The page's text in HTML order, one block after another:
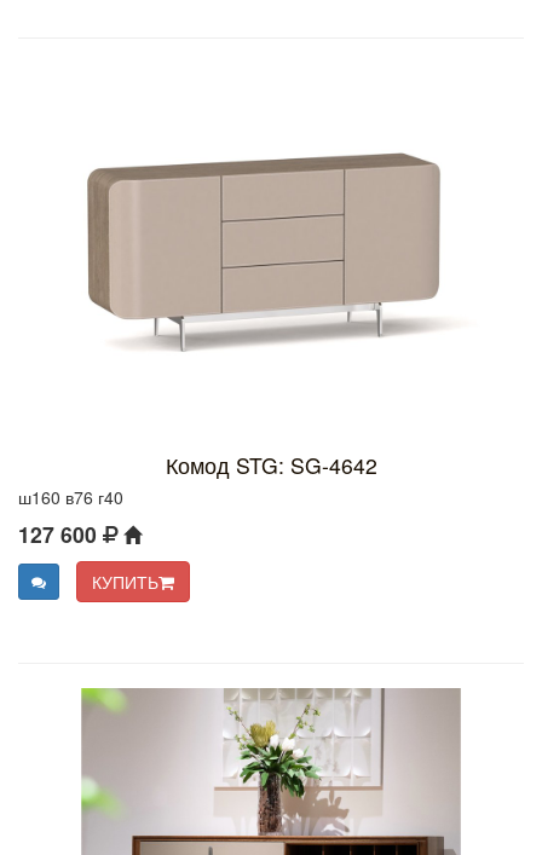
Комод STG: SG-4642
ш160 в76 г40
127 600
КУПИТЬ